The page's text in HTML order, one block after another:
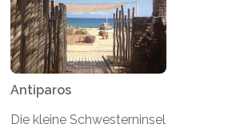
Antiparos
Die kleine Schwesterninsel